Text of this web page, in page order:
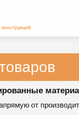
от